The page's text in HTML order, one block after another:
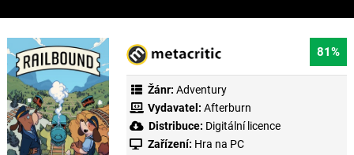
b
81%
Žánr: Adventury
Vydavatel: Afterburn
Distribuce: Digitální licence
Zařízení: Hra na PC